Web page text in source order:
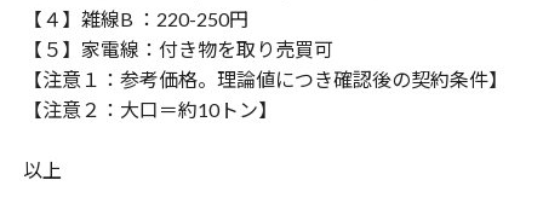
【４】雑線B ：220-250円
【５】家電線：付き物を取り売買可
【注意１：参考価格。理論値につき確認後の契約条件】
【注意２：大口＝約10トン】
以上